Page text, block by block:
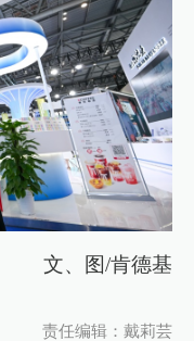
文、图/肯德基
责任编辑：戴莉芸